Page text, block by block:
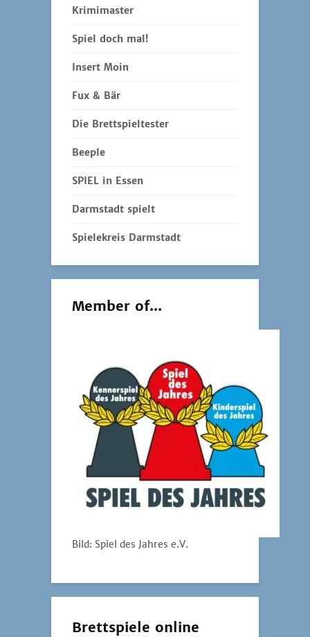
Krimimaster
Spiel doch mal!
Insert Moin
Fux & Bär
Die Brettspieltester
Beeple
SPIEL in Essen
Darmstadt spielt
Spielekreis Darmstadt
Member of...
Bild: Spiel des Jahres e.V.
Brettspiele online